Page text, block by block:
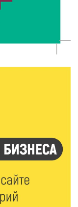
трендов:
отгремел
в Твери
в